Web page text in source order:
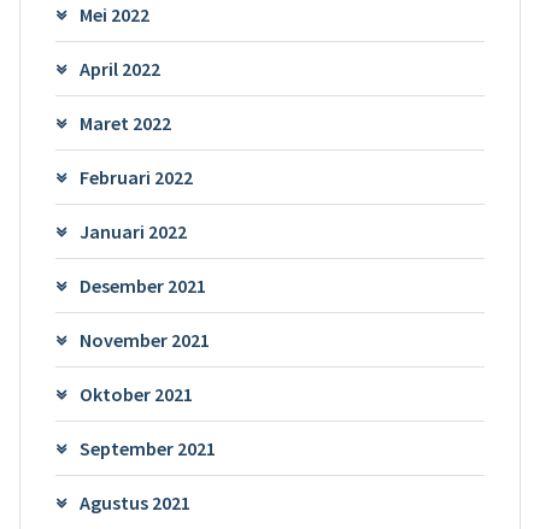
Mei 2022
April 2022
Maret 2022
Februari 2022
Januari 2022
Desember 2021
November 2021
Oktober 2021
September 2021
Agustus 2021